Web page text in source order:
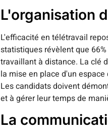
L'organisation
L'efficacité en télétravail
statistiques révèlent que
travaillant à distance. La clé
la mise en place d'un
Les candidats doivent
et à gérer leur temps de
La